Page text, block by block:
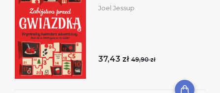
Joel Jessup
37,43 zł 49,90 zł